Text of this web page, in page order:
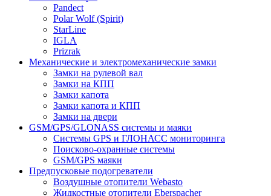
Pandect
Polar Wolf (Spirit)
StarLine
IGLA
Prizrak
Механические и электромеханические замки
Замки на рулевой вал
Замки на КПП
Замки капота
Замки капота и КПП
Замки на двери
GSM/GPS/GLONASS системы и маяки
Системы GPS и ГЛОНАСС мониторинга
Поисково-охранные системы
GSM/GPS маяки
Предпусковые подогреватели
Воздушные отопители Webasto
Жидкостные отопители Eberspacher